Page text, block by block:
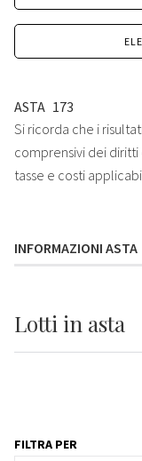
ASTA 173
Si ricorda che i
comprensivi dei
tasse e costi
INFORMAZIONI ASTA
Lotti in asta
FILTRA PER